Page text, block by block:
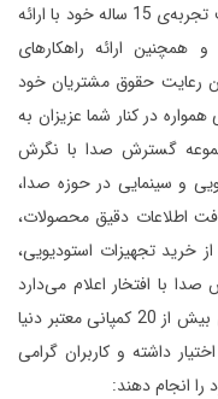
از افراد مجرب و مهندسین متخصص و به لطف تجربه‌ی 15 ساله خود با ارائه
ارائه راهکارهای
حقوق مشتریان خود
همواره در کنار شما عزیزان به
گسترش صدا با نگرش
و سینمایی در حوزه صدا،
اطلاعات دقیق محصولات،
خرید تجهیزات استودیویی،
با افتخار اعلام می‌دارد
این مجموعه در حال حاضر نمایندگی انحصاری بیش از 20 کمپانی معتبر دنیا
داشته و کاربران گرامی
انجام دهند: